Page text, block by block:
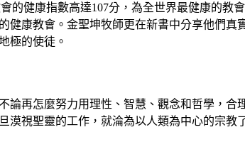
的健康指數高達107分，為全世界最健康的教
健康教會。金聖坤牧師更在新書中分享他們
極的使徒。
論再怎麼努力用理性、智慧、觀念和哲學，
漠視聖靈的工作，就淪為以人類為中心的宗